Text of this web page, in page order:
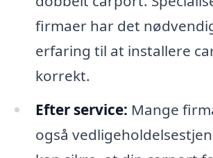
firmaer har det
erfaring til at installere
korrekt.
Efter service: Mange
også